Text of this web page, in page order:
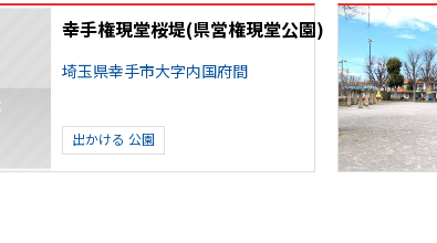
幸手権現堂桜堤(県営権現堂公園)
埼玉県幸手市大字内国府間
出かける 公園